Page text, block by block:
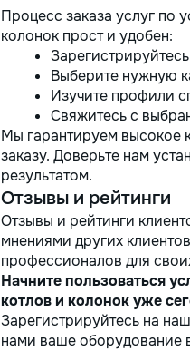
Процесс заказа услуг по
колонок прост и удобен:
Выберите нужную
Изучите профили
Свяжитесь с
Мы гарантируем высокое
заказу. Доверьте нам
результатом.
Отзывы и рейтинги
Отзывы и рейтинги
мнениями других
профессионалов для
Начните пользоваться
котлов и колонок уже
Зарегистрируйтесь на
нами ваше оборудование